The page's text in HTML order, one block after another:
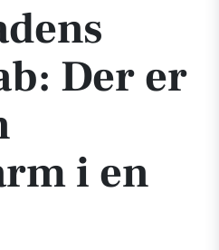
Der er
i en